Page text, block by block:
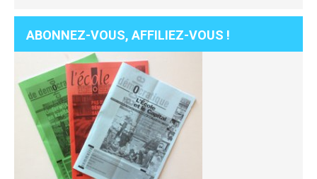
ABONNEZ-VOUS, AFFILIEZ-VOUS !